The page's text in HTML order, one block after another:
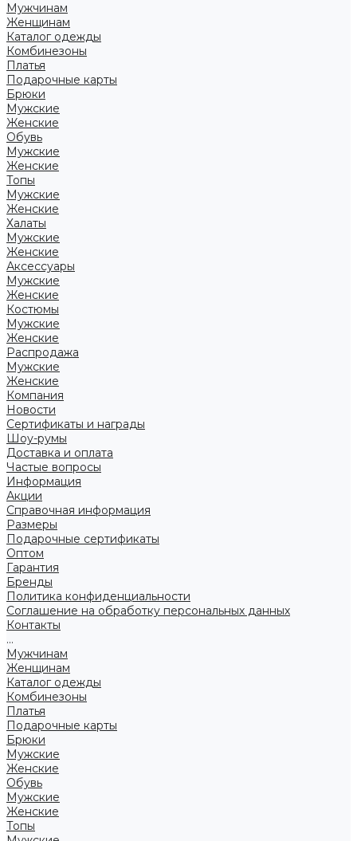
Мужчинам
Женщинам
Каталог одежды
Комбинезоны
Платья
Подарочные карты
Брюки
Мужские
Женские
Обувь
Мужские
Женские
Топы
Мужские
Женские
Халаты
Мужские
Женские
Аксессуары
Мужские
Женские
Костюмы
Мужские
Женские
Распродажа
Мужские
Женские
Компания
Новости
Сертификаты и награды
Шоу-румы
Доставка и оплата
Частые вопросы
Информация
Акции
Справочная информация
Размеры
Подарочные сертификаты
Оптом
Гарантия
Бренды
Политика конфиденциальности
Соглашение на обработку персональных данных
Контакты
...
Мужчинам
Женщинам
Каталог одежды
Комбинезоны
Платья
Подарочные карты
Брюки
Мужские
Женские
Обувь
Мужские
Женские
Топы